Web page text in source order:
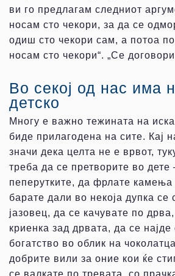
ви го предлагам следниот
носам сто чекори, за да се
одиш сто чекори сам, а потоа
носам сто чекори“. „Се
Во секој од нас има
детско
Многу е важно тежината на
биде прилагодена на сите. Кај
значи дека целта не е врвот,
треба да се претворите во дете
пеперутките, да фрлате
барате дали во некоја дупка се
јазовец, да се качувате по
криенка зад дрвата, да се најде
богатство во облик на
добрите вили за оние кои ќе
се валкате по тревата, со